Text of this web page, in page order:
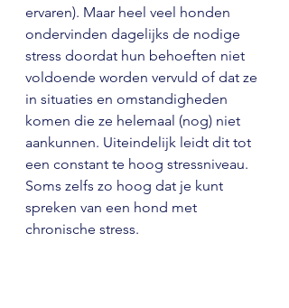
ervaren). Maar heel veel honden
ondervinden dagelijks de nodige
stress doordat hun behoeften niet
voldoende worden vervuld of dat ze
in situaties en omstandigheden
komen die ze helemaal (nog) niet
aankunnen. Uiteindelijk leidt dit tot
een constant te hoog stressniveau.
Soms zelfs zo hoog dat je kunt
spreken van een hond met
chronische stress.